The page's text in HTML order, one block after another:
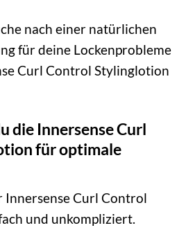
nach einer natürlichen
für deine Lockenprobleme
Curl Control Stylinglotion
die Innersense Curl
für optimale
Innersense Curl Control
und unkompliziert.